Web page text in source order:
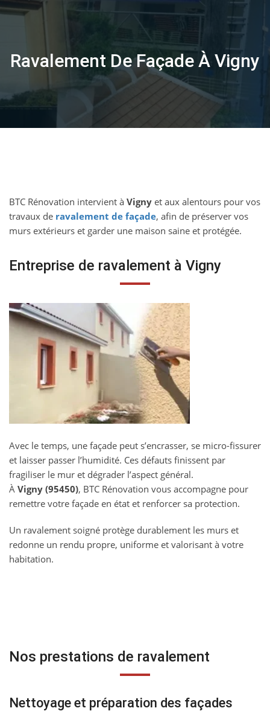
Skip
Ravalement De Façade À Vigny
BTC Rénovation intervient à Vigny et aux alentours pour vos
travaux de ravalement de façade, afin de préserver vos
murs extérieurs et garder une maison saine et protégée.
Entreprise de ravalement à Vigny
Avec le temps, une façade peut s’encrasser, se micro-fissurer
et laisser passer l’humidité. Ces défauts finissent par
fragiliser le mur et dégrader l’aspect général.
À Vigny (95450), BTC Rénovation vous accompagne pour
remettre votre façade en état et renforcer sa protection.
Un ravalement soigné protège durablement les murs et
redonne un rendu propre, uniforme et valorisant à votre
habitation.
Nos prestations de ravalement
Nettoyage et préparation des façades